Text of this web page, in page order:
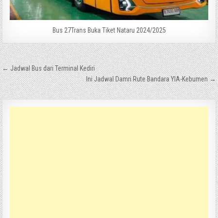
Bus 27Trans Buka Tiket Nataru 2024/2025
Navigasi
pos
← Jadwal Bus dari Terminal Kediri
Ini Jadwal Damri Rute Bandara YIA-Kebumen →